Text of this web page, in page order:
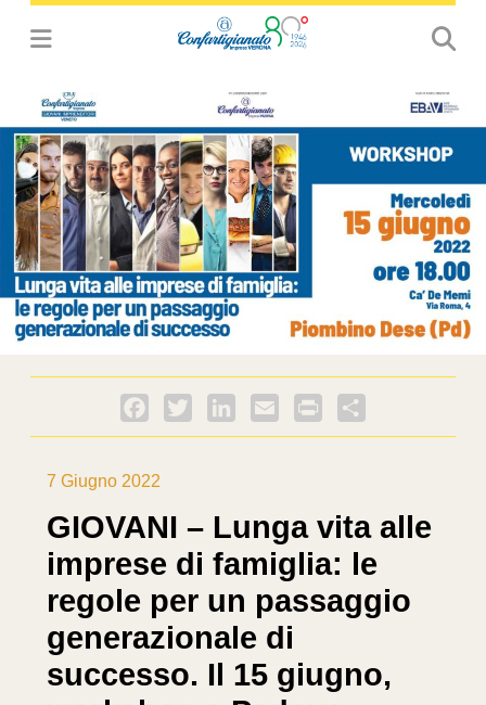
Facebook
Twitter LinkedInEmail PrintFriendly
7 Giugno 2022
GIOVANI – Lunga vita alle
imprese di famiglia: le
regole per un passaggio
generazionale di
successo. Il 15 giugno,